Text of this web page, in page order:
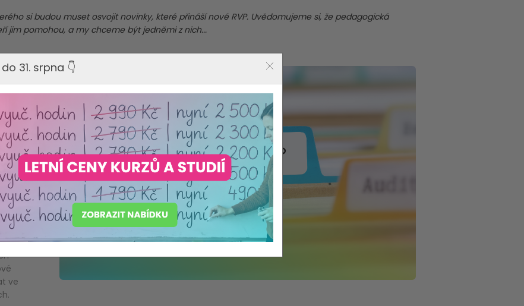
ého si budou muset osvojit novinky, které přinášínové RVP. Uvědomujeme si, že pedagogická
říjim pomohou, a my chceme být jedněmi z nich...
a
je
ve
31. srpna 👇